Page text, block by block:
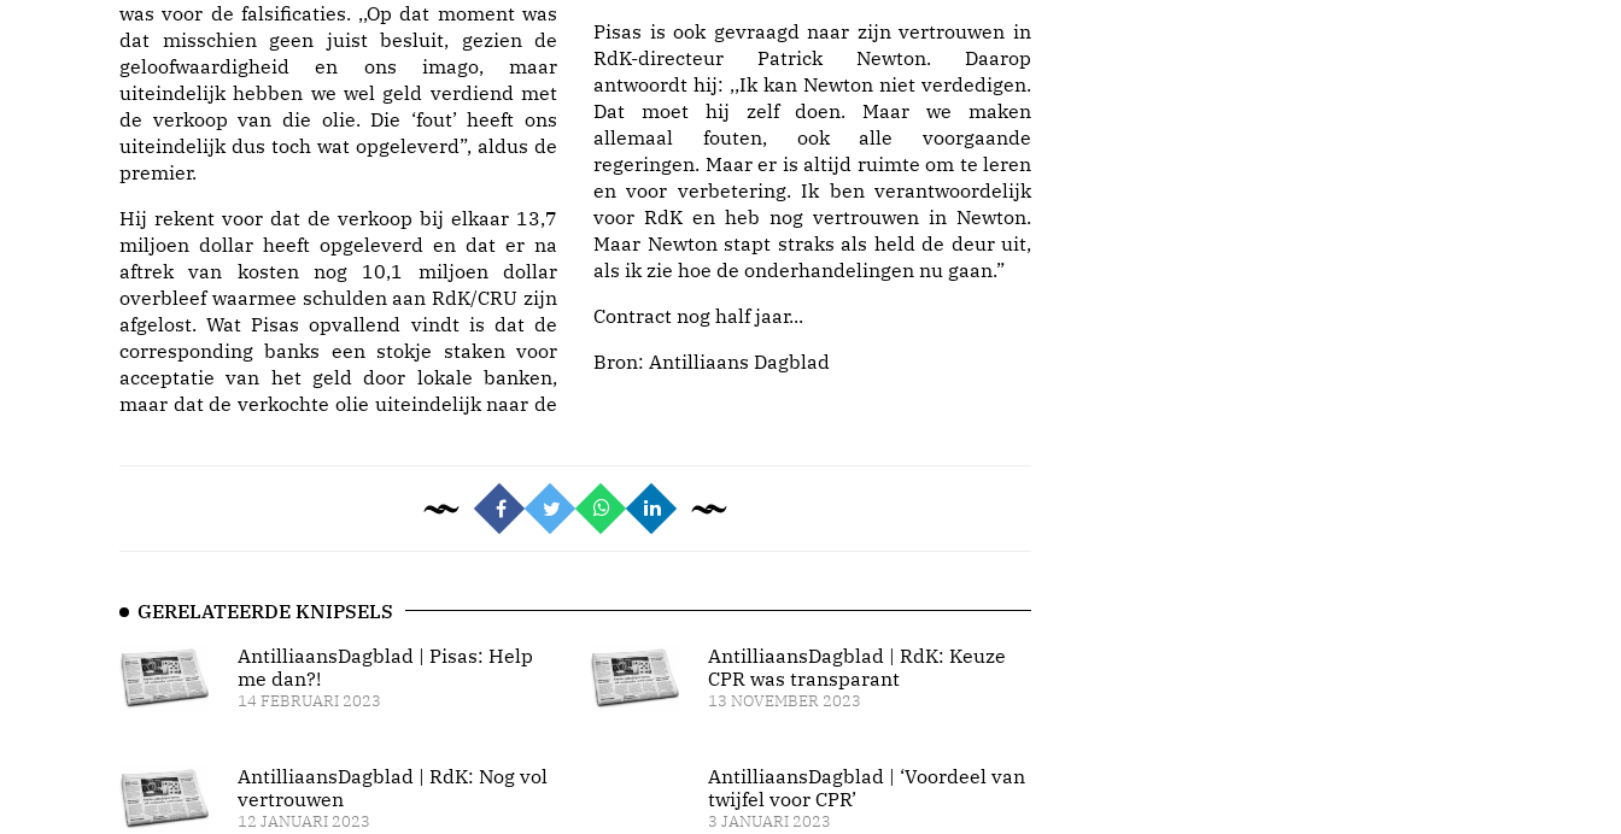
was voor de falsificaties. ,,Op dat moment was
dat misschien geen juist besluit, gezien de
geloofwaardigheid en ons imago, maar
uiteindelijk hebben we wel geld verdiend met
de verkoop van die olie. Die ‘fout’ heeft ons
uiteindelijk dus toch wat opgeleverd”, aldus de
premier.
Hij rekent voor dat de verkoop bij elkaar 13,7
miljoen dollar heeft opgeleverd en dat er na
aftrek van kosten nog 10,1 miljoen dollar
overbleef waarmee schulden aan RdK/CRU zijn
afgelost. Wat Pisas opvallend vindt is dat de
corresponding banks een stokje staken voor
acceptatie van het geld door lokale banken,
maar dat de verkochte olie uiteindelijk naar de
Pisas is ook gevraagd naar zijn vertrouwen in
RdK-directeur Patrick Newton. Daarop
antwoordt hij: ,,Ik kan Newton niet verdedigen.
Dat moet hij zelf doen. Maar we maken
allemaal fouten, ook alle voorgaande
regeringen. Maar er is altijd ruimte om te leren
en voor verbetering. Ik ben verantwoordelijk
voor RdK en heb nog vertrouwen in Newton.
Maar Newton stapt straks als held de deur uit,
als ik zie hoe de onderhandelingen nu gaan.”
Contract nog half jaar...
Bron: Antilliaans Dagblad
GERELATEERDE KNIPSELS
AntilliaansDagblad | Pisas: Help
me dan?!
14 FEBRUARI 2023
AntilliaansDagblad | RdK: Nog vol
vertrouwen
12 JANUARI 2023
AntilliaansDagblad | RdK: Keuze
CPR was transparant
13 NOVEMBER 2023
AntilliaansDagblad | ‘Voordeel van
twijfel voor CPR’
3 JANUARI 2023